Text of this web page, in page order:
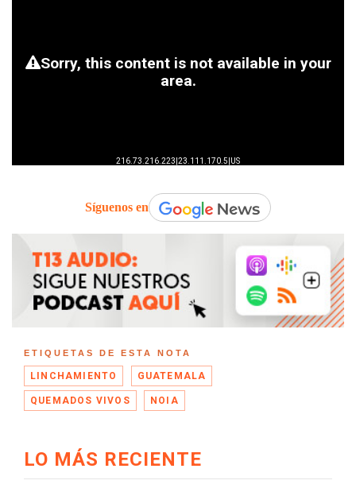
Síguenos en
ETIQUETAS DE ESTA NOTA
LINCHAMIENTO GUATEMALA
QUEMADOS VIVOS NOIA
LO MÁS RECIENTE